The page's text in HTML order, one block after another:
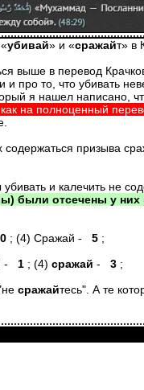
убивай» и «сражайт» в
выше в перевод
и про то, что убивать
я нашел написано,
на полноценный
содержаться призыва
и калечить не
были отсечены у них
0 ; (4) Сражай - 5 ;
- 1 ; (4) сражай - 3 ;
сражайтесь". А те